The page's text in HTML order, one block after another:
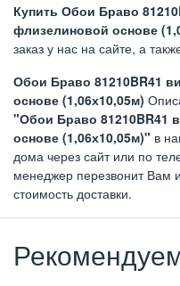
Купить Обои Браво
флизелиновой основе
заказ у нас на сайте, а
Обои Браво 81210BR41
основе (1,06х10,05м)
"Обои Браво 81210BR41
основе (1,06х10,05м)" в
дома через сайт или по
менеджер перезвонит Вам
стоимость доставки.